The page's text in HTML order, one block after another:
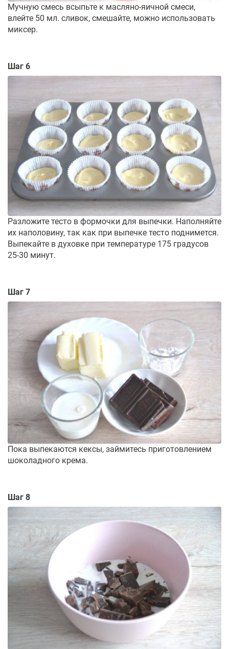
Мучную смесь всыпьте к масляно-яичной смеси,
влейте 50 мл. сливок, смешайте, можно использовать
миксер.
Шаг 6
Разложите тесто в формочки для выпечки. Наполняйте
их наполовину, так как при выпечке тесто поднимется.
Выпекайте в духовке при температуре 175 градусов
25-30 минут.
Шаг 7
Пока выпекаются кексы, займитесь приготовлением
шоколадного крема.
Шаг 8